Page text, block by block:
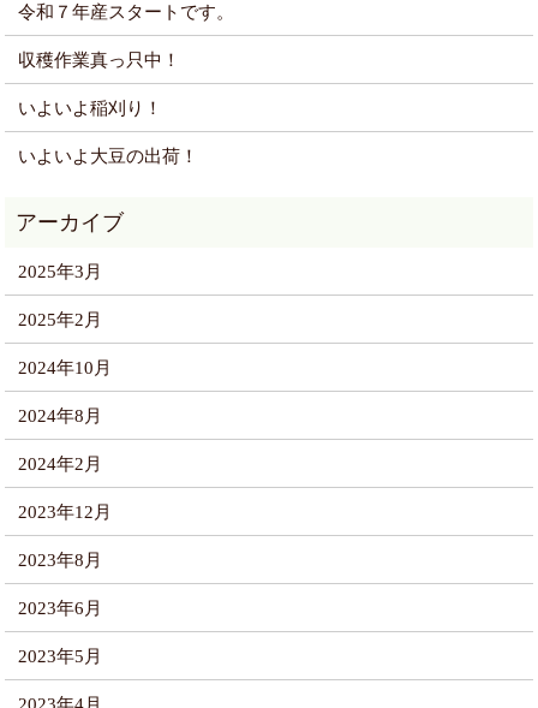
令和７年産スタートです。
収穫作業真っ只中！
いよいよ稲刈り！
いよいよ大豆の出荷！
2025年3月
2025年2月
2024年10月
2024年8月
2024年2月
2023年12月
2023年8月
2023年6月
2023年5月
2023年4月